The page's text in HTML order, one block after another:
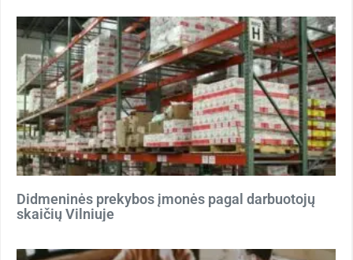
Didmeninės prekybos įmonės pagal darbuotojų
skaičių Vilniuje